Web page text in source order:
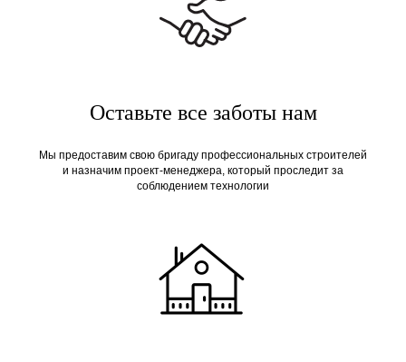
Оставьте все заботы нам
Мы предоставим свою бригаду профессиональных строителей
и назначим проект-менеджера, который проследит за
соблюдением технологии